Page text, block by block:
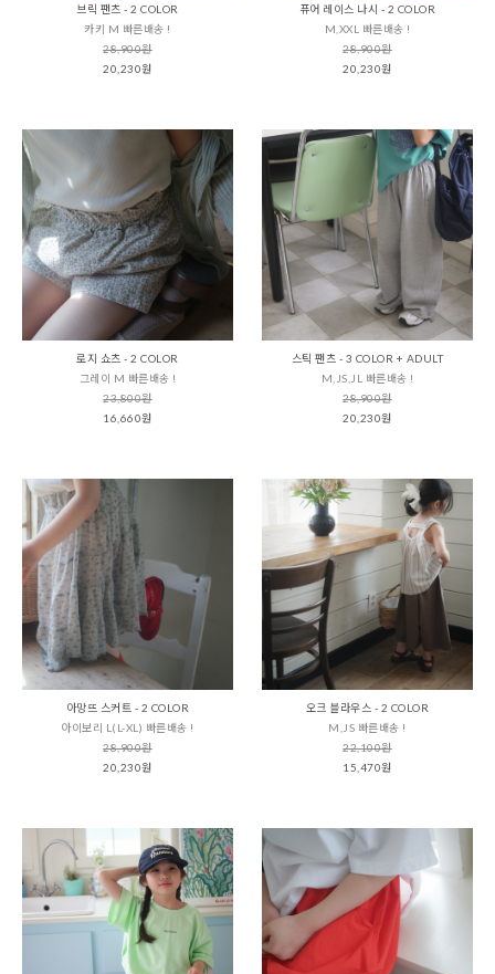
브릭 팬츠 - 2 COLOR
카키 M 빠른배송 !
28,900원
20,230원
퓨어 레이스 나시 - 2 COLOR
M,XXL 빠른배송 !
28,900원
20,230원
로지 쇼츠 - 2 COLOR
그레이 M 빠른배송 !
23,800원
16,660원
스틱 팬츠 - 3 COLOR + ADULT
M,JS,JL 빠른배송 !
28,900원
20,230원
아망뜨 스커트 - 2 COLOR
아이보리 L(L-XL) 빠른배송 !
28,900원
20,230원
오크 블라우스 - 2 COLOR
M,JS 빠른배송 !
22,100원
15,470원